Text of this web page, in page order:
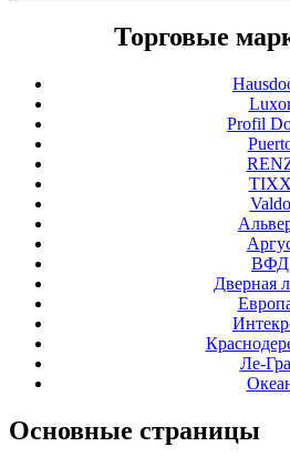
Торговые
Profil
TIXX
Valdo
ВФД
Дверная
Ле-
Основные страницы